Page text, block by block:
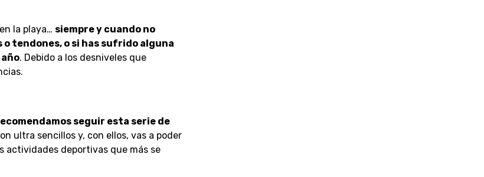
la playa… siempre y cuando no
tendones, o si has sufrido alguna
. Debido a los desniveles que
seguir esta serie de
ultra sencillos y, con ellos, vas a poder
actividades deportivas que más se